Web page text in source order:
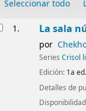
Seleccionar todo
1. La sala
por
SeriesCrisol
Edición: 1a
Detalles de